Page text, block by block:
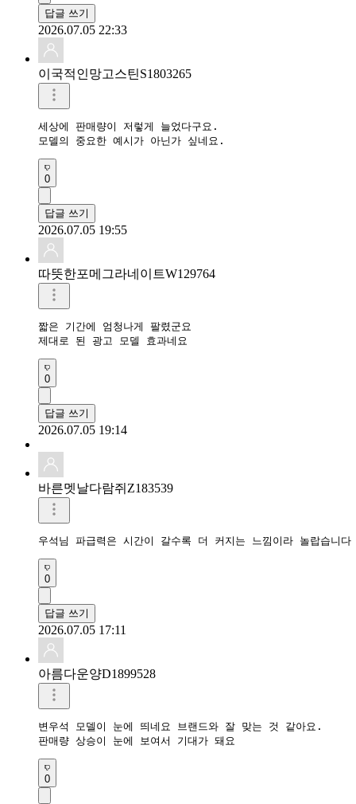
답글 쓰기
2026.07.05 22:33
이국적인망고스틴S1803265
세상에 판매량이 저렇게 늘었다구요.
모델의 중요한 예시가 아닌가 싶네요.
0
답글 쓰기
2026.07.05 19:55
따뜻한포메그라네이트W129764
짧은 기간에 엄청나게 팔렸군요
제대로 된 광고 모델 효과네요
0
답글 쓰기
2026.07.05 19:14
바른멧날다람쥐Z183539
우석님 파급력은 시간이 갈수록 더 커지는 느낌이라 놀랍습니다
0
답글 쓰기
2026.07.05 17:11
아름다운양D1899528
변우석 모델이 눈에 띄네요 브랜드와 잘 맞는 것 같아요.
판매량 상승이 눈에 보여서 기대가 돼요
0